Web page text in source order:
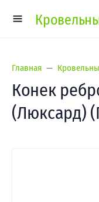
Главная
Конек
(Люксард)